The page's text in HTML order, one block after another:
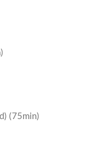
(75min)